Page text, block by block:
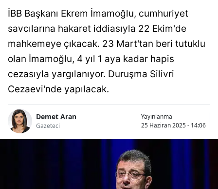
İBB Başkanı Ekrem İmamoğlu, cumhuriyet
savcılarına hakaret iddiasıyla 22 Ekim'de
mahkemeye çıkacak. 23 Mart'tan beri tutuklu
olan İmamoğlu, 4 yıl 1 aya kadar hapis
cezasıyla yargılanıyor. Duruşma Silivri
Cezaevi'nde yapılacak.
Demet Aran
Gazeteci
Yayınlanma
25 Haziran 2025 - 14:06